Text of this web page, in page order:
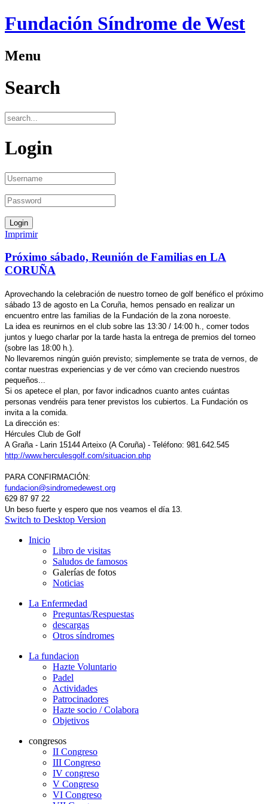
Fundación Síndrome de West
Menu
Search
Login
Imprimir
Próximo sábado, Reunión de Familias en LA
CORUÑA
Aprovechando la celebración de nuestro torneo de golf benéfico el próximo
sábado 13 de agosto en La Coruña, hemos pensado en realizar un
encuentro entre las familias de la Fundación de la zona noroeste.
La idea es reunirnos en el club sobre las 13:30 / 14:00 h., comer todos
juntos y luego charlar por la tarde hasta la entrega de premios del torneo
(sobre las 18:00 h.).
No llevaremos ningún guión previsto; simplemente se trata de vernos, de
contar nuestras experiencias y de ver cómo van creciendo nuestros
pequeños...
Si os apetece el plan, por favor indicadnos cuanto antes cuántas
personas vendréis para tener previstos los cubiertos. La Fundación os
invita a la comida.
La dirección es:
Hércules Club de Golf
A Graña - Larin 15144 Arteixo (A Coruña) - Teléfono: 981.642.545
http://www.herculesgolf.com/situacion.php
PARA CONFIRMACIÓN:
fundacion@sindromedewest.org
629 87 97 22
Un beso fuerte y espero que nos veamos el día 13.
Switch to Desktop Version
Inicio
Libro de visitas
Saludos de famosos
Galerías de fotos
Noticias
La Enfermedad
Preguntas/Respuestas
descargas
Otros síndromes
La fundacion
Hazte Voluntario
Padel
Actividades
Patrocinadores
Hazte socio / Colabora
Objetivos
congresos
II Congreso
III Congreso
IV congreso
V Congreso
VI Congreso